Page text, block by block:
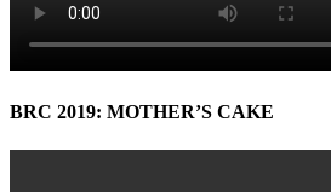
BRC 2019: MOTHER’S CAKE